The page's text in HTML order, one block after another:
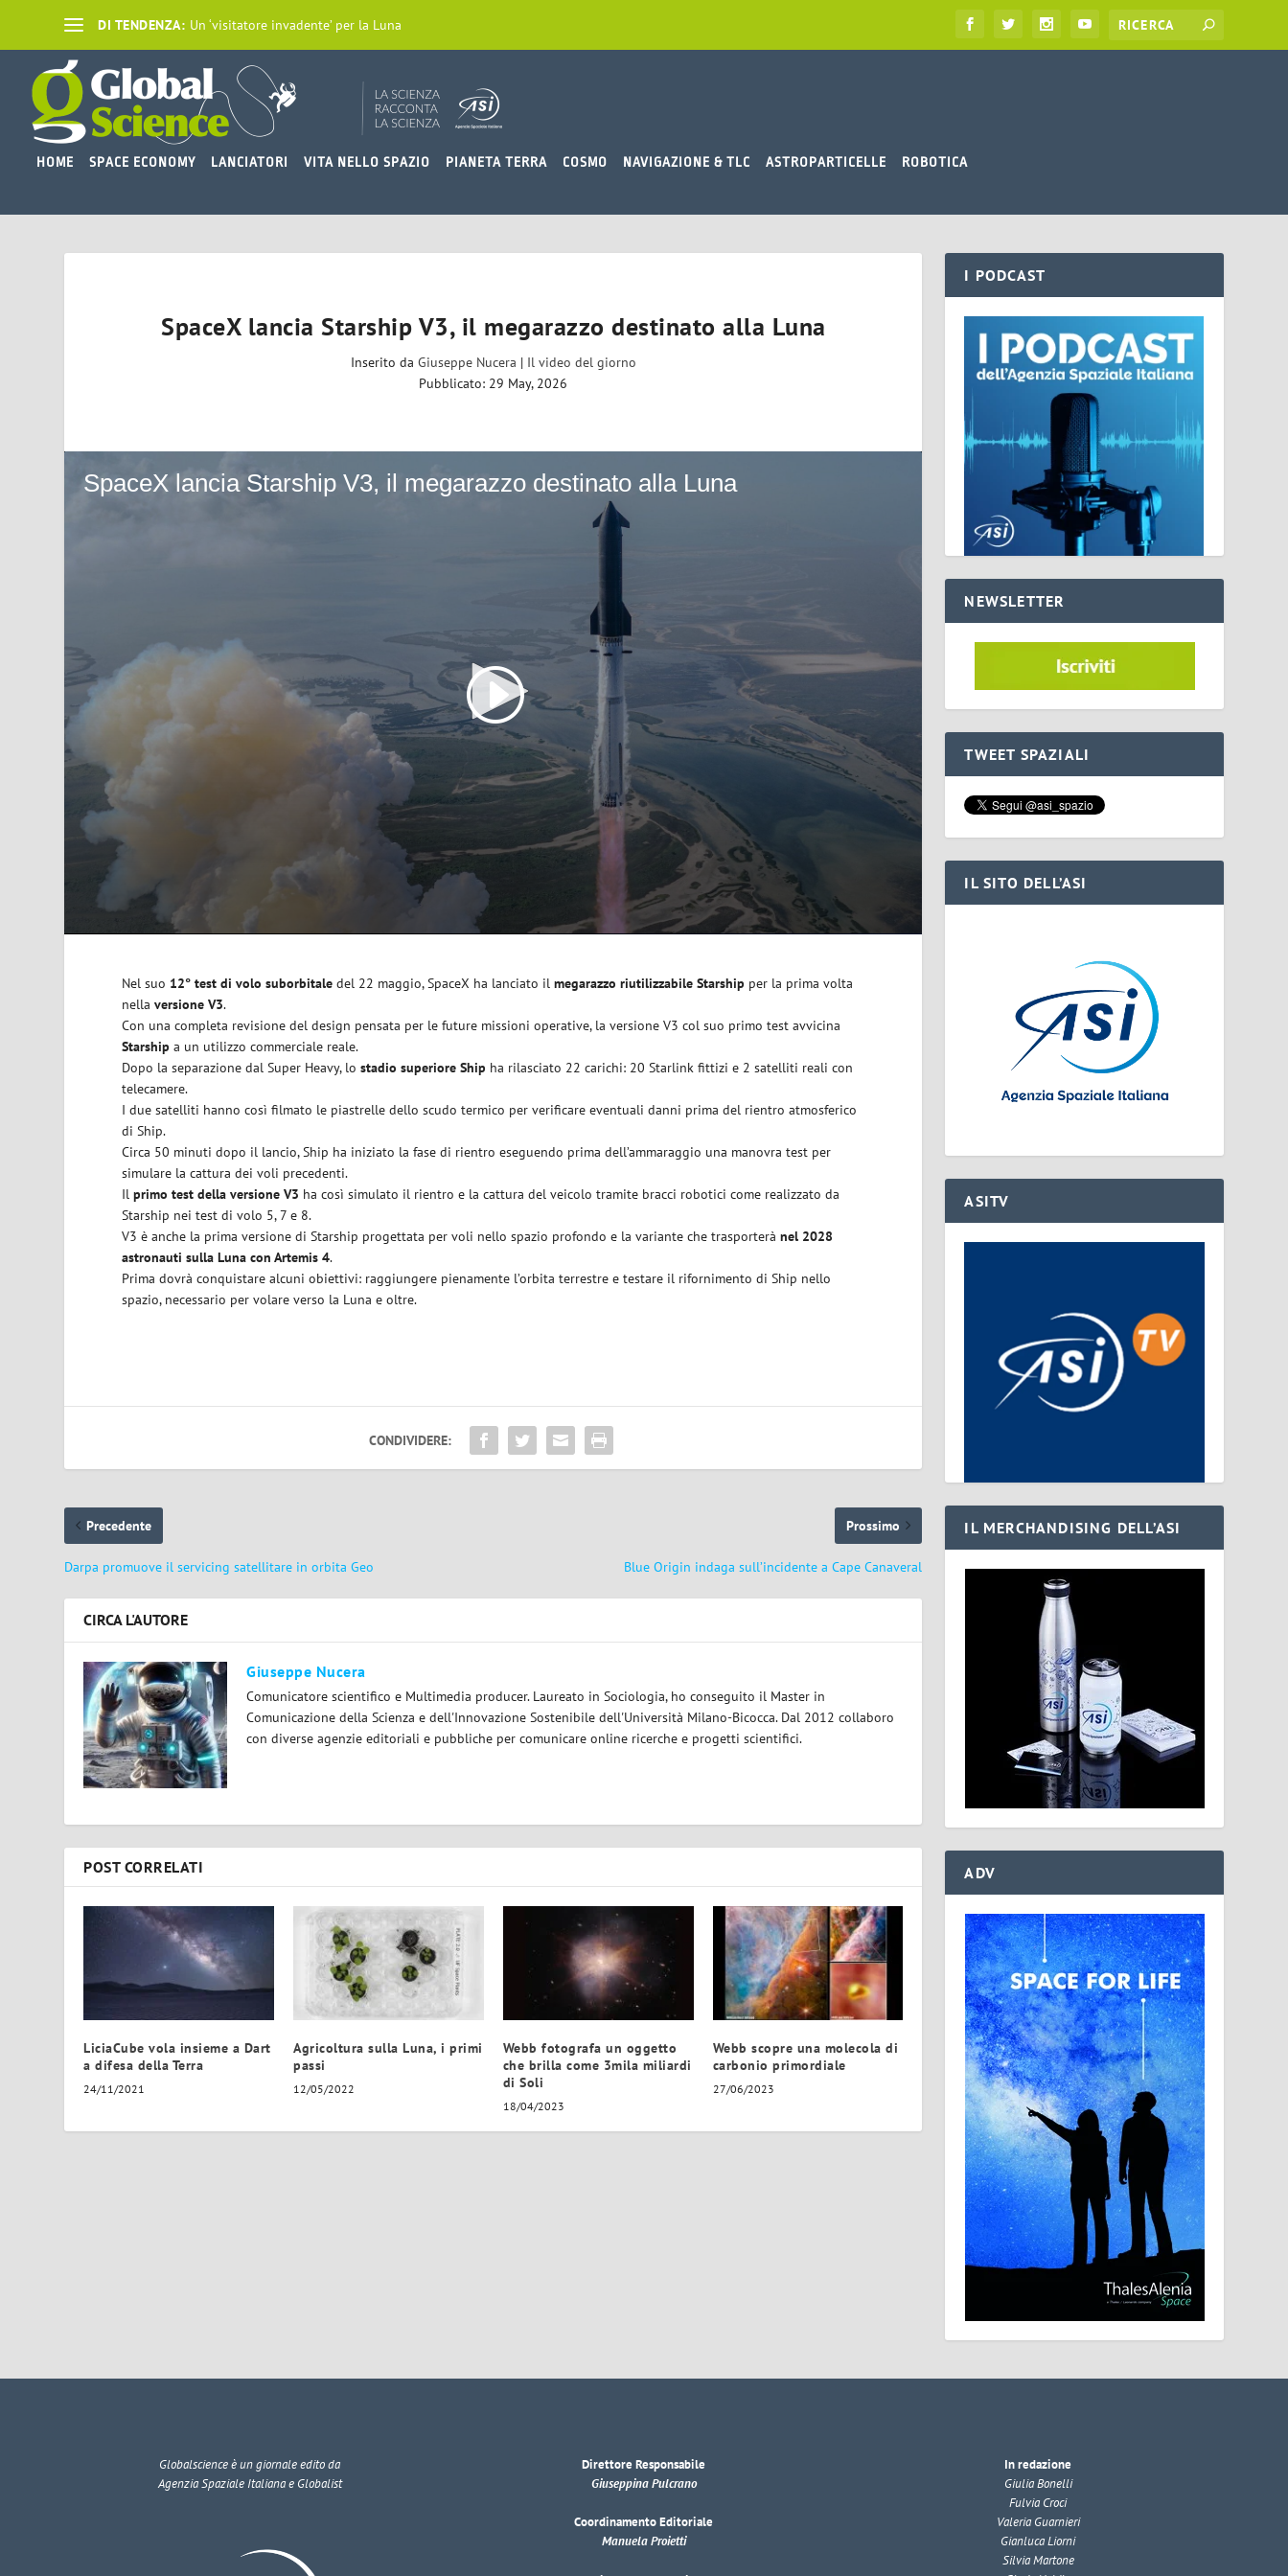
DI TENDENZA: Un ‘visitatore invadente’ per la Luna
HOME SPACE ECONOMY LANCIATORI VITA NELLO SPAZIO PIANETA TERRA COSMO NAVIGAZIONE & TLC ASTROPARTICELLE ROBOTICA
SpaceX lancia Starship V3, il megarazzo destinato alla Luna
Inserito da Giuseppe Nucera | Il video del giorno
Pubblicato: 29 May, 2026
Nel suo 12° test di volo suborbitale del 22 maggio, SpaceX ha lanciato ilmegarazzo riutilizzabile Starship per la prima volta
nellaversione V3.
Con una completa revisione del design pensata per le future missioni operative, la versione V3 col suo primo test avvicina
Starship a un utilizzo commerciale reale.
Dopo la separazione dal Super Heavy, lo stadio superiore Ship ha rilasciato 22 carichi: 20 Starlink fittizi e 2 satelliti reali con
telecamere.
I due satelliti hanno così filmato le piastrelle dello scudo termico per verificare eventuali danni prima del rientro atmosferico
di Ship.
Circa 50 minuti dopo il lancio, Ship ha iniziato la fase di rientro eseguendo prima dell’ammaraggio una manovra test per
simulare la cattura dei voli precedenti.
Il primo test della versione V3 ha così simulato il rientro e la cattura del veicolo tramite bracci robotici come realizzato da
Starship nei test di volo 5, 7 e 8.
V3 è anche la prima versione di Starship progettata per voli nello spazio profondo e la variante che trasporterà nel 2028
astronauti sulla Luna con Artemis 4.
Prima dovrà conquistare alcuni obiettivi: raggiungere pienamente l’orbita terrestre e testare il rifornimento di Ship nello
spazio, necessario per volare verso la Luna e oltre.
CONDIVIDERE:
Precedente
Darpa promuove il servicing satellitare in orbita Geo
Prossimo
Blue Origin indaga sull’incidente a Cape Canaveral
CIRCA L'AUTORE
Giuseppe Nucera
Comunicatore scientifico e Multimedia producer. Laureato in Sociologia, ho conseguito il Master in
Comunicazione della Scienza e dell'Innovazione Sostenibile dell'Università Milano-Bicocca. Dal 2012 collaboro
con diverse agenzie editoriali e pubbliche per comunicare online ricerche e progetti scientifici.
POST CORRELATI
LiciaCube vola insieme a Dart
a difesa della Terra
24/11/2021
Agricoltura sulla Luna, i primi
passi
12/05/2022
Webb fotografa un oggetto
che brilla come 3mila miliardi
di Soli
18/04/2023
Webb scopre una molecola di
carbonio primordiale
27/06/2023
I PODCAST
NEWSLETTER
TWEET SPAZIALI
IL SITO DELL’ASI
ASITV
IL MERCHANDISING DELL’ASI
ADV
Globalscienceè un giornale edito da
Agenzia Spaziale Italiana e Globalist
Direttore Responsabile
Giuseppina Pulcrano
Coordinamento Editoriale
Manuela Proietti
In redazione
Giulia Bonelli
Fulvia Croci
Valeria Guarnieri
Gianluca Liorni
Silvia Martone